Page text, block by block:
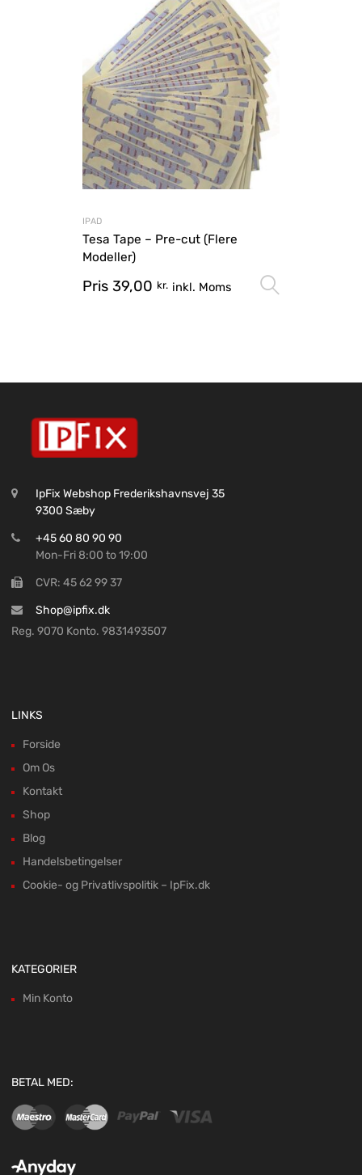
IPAD
Tesa Tape – Pre-cut (Flere
Modeller)
Pris 39,00 kr. inkl. Moms
IpFix Webshop Frederikshavnsvej 35
9300 Sæby
+45 60 80 90 90
Mon-Fri 8:00 to 19:00
CVR: 45 62 99 37
Shop@ipfix.dk
Reg. 9070 Konto. 9831493507
LINKS
Forside
Om Os
Kontakt
Shop
Blog
Handelsbetingelser
Cookie- og Privatlivspolitik – IpFix.dk
KATEGORIER
Min Konto
BETAL MED: